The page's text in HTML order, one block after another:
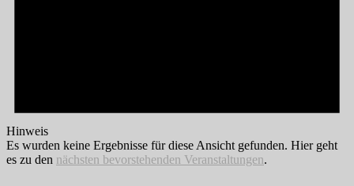
Hinweis
Es wurden keine Ergebnisse für diese Ansicht gefunden. Hier geht
es zu den nächsten bevorstehenden Veranstaltungen.